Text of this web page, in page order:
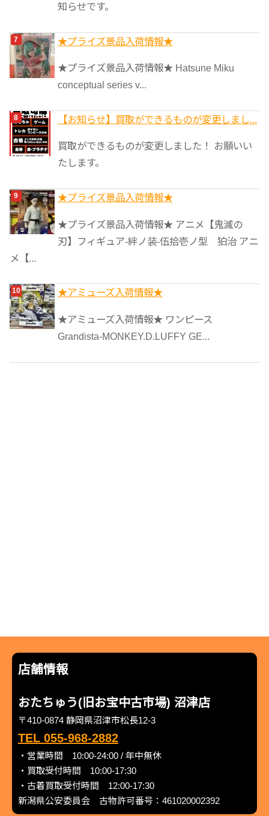
知らせです。
★プライズ景品入荷情報★
★プライズ景品入荷情報★ Hatsune Miku
conceptual series v...
【お知らせ】買取ができるものが変更しまし...
買取ができるものが変更しました！ お願いい
たします。
★プライズ景品入荷情報★
★プライズ景品入荷情報★ アニメ【鬼滅の
刃】フィギュア-絆ノ装-伍拾壱ノ型 狛治 アニ
メ【...
★アミューズ入荷情報★
★アミューズ入荷情報★ ワンピース
Grandista-MONKEY.D.LUFFY GE...
店舗情報
おたちゅう(旧お宝中古市場) 沼津店
〒410-0874 静岡県沼津市松長12-3
TEL 055-968-2882
・営業時間 10:00-24:00 / 年中無休
・買取受付時間 10:00-17:30
・古着買取受付時間 12:00-17:30
新潟県公安委員会 古物許可番号：461020002392